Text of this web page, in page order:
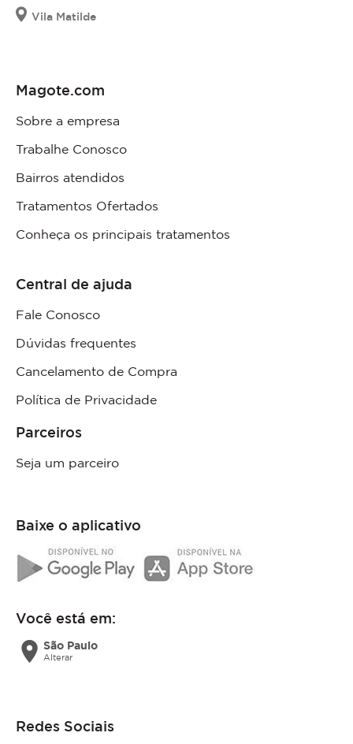
Vila Matilde
Magote.com
Sobre a empresa
Trabalhe Conosco
Bairros atendidos
Tratamentos Ofertados
Conheça os principais tratamentos
Central de ajuda
Fale Conosco
Dúvidas frequentes
Cancelamento de Compra
Política de Privacidade
Parceiros
Seja um parceiro
Baixe o aplicativo
Você está em:
location_on São Paulo
Alterar
Redes Sociais